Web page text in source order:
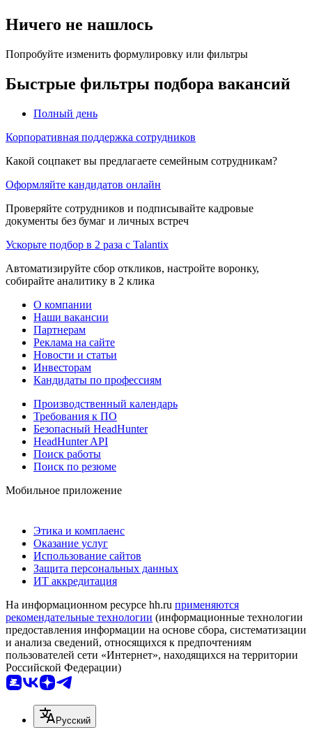
Ничего не нашлось
Попробуйте изменить формулировку или фильтры
Быстрые фильтры подбора вакансий
Полный день
Корпоративная поддержка сотрудников
Какой соцпакет вы предлагаете семейным сотрудникам?
Оформляйте кандидатов онлайн
Проверяйте сотрудников и подписывайте кадровые
документы без бумаг и личных встреч
Ускорьте подбор в 2 раза с Talantix
Автоматизируйте сбор откликов, настройте воронку,
собирайте аналитику в 2 клика
О компании
Наши вакансии
Партнерам
Реклама на сайте
Новости и статьи
Инвесторам
Кандидаты по профессиям
Производственный календарь
Требования к ПО
Безопасный HeadHunter
HeadHunter API
Поиск работы
Поиск по резюме
Мобильное приложение
Этика и комплаенс
Оказание услуг
Использование сайтов
Защита персональных данных
ИТ аккредитация
На информационном ресурсе hh.ru применяются
рекомендательные технологии (информационные технологии
предоставления информации на основе сбора, систематизации
и анализа сведений, относящихся к предпочтениям
пользователей сети «Интернет», находящихся на территории
Российской Федерации)
Русский